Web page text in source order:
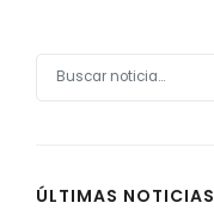
ÚLTIMAS NOTICIAS